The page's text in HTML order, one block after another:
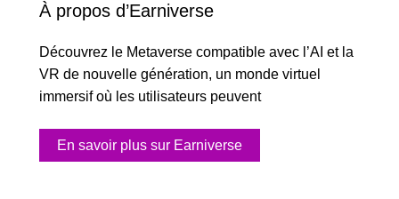
À propos d’Earniverse
Découvrez le Metaverse compatible avec l’AI et la
VR de nouvelle génération, un monde virtuel
immersif où les utilisateurs peuvent
En savoir plus sur Earniverse